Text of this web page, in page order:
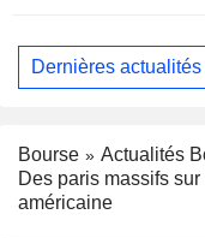
Dernières actualités
Bourse
Actualités
Des paris massifs
américaine